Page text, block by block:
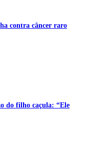
contra câncer raro
do filho caçula: “Ele